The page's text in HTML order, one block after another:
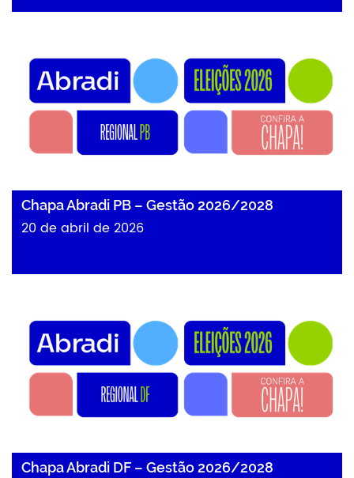
Chapa Abradi PB – Gestão 2026/2028
20 de abril de 2026
Chapa Abradi DF – Gestão 2026/2028